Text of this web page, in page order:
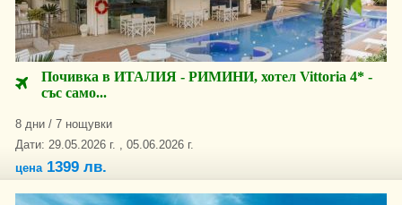
Почивка в ИТАЛИЯ - РИМИНИ, хотел Vittoria 4* -
със само...
8 дни / 7 нощувки
Дати: 29.05.2026 г. , 05.06.2026 г.
цена1399 лв.